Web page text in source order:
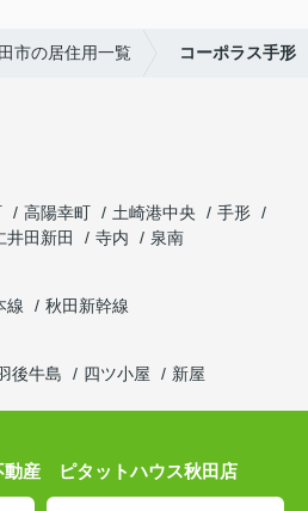
市の居住用一覧 コーポラス手形
高陽幸町 土崎港中央
手形
井田新田 寺内
泉南
線
秋田新幹線
後牛島 四ツ小屋 新屋
動産 ピタットハウス秋田店